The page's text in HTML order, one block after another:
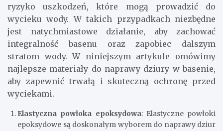
ryzyko uszkodzeń, które mogą prowadzić do
wycieku wody. W takich przypadkach niezbędne
jest natychmiastowe działanie, aby zachować
integralność basenu oraz zapobiec dalszym
stratom wody. W niniejszym artykule omówimy
najlepsze materiały do naprawy dziury w basenie,
aby zapewnić trwałą i skuteczną ochronę przed
wyciekami.
Elastyczna powłoka epoksydowa: Elastyczne powłoki
epoksydowe są doskonałym wyborem do naprawy dziur